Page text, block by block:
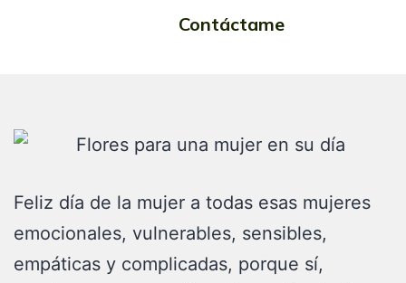
Contáctame
Feliz día de la mujer a todas esas mujeres
emocionales, vulnerables, sensibles,
empáticas y complicadas, porque sí,